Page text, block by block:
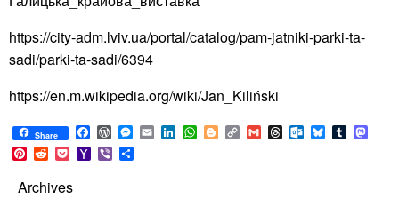
https://city-adm.lviv.ua/portal/catalog/pam-jatniki-parki-ta-
sadi/parki-ta-sadi/6394
https://en.m.wikipedia.org/wiki/Jan_Kiliński
Share Facebook
WordPress
Messenger
EmailLinkedIn
WhatsApp
BloggerCopy
Link
GmailThreadsOutlook.com
BlueskyTumblr
Pinterest
RedditPocketYahoo
Mail
Viber
Archives